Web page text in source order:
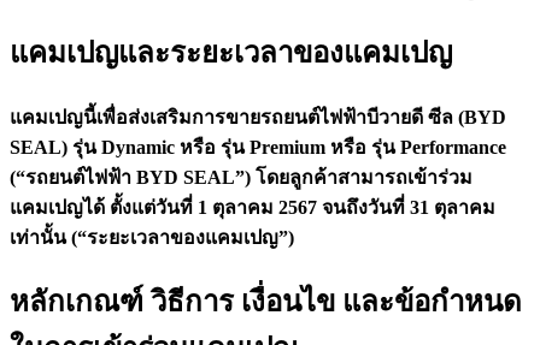
แคมเปญและระยะเวลาของแคมเปญ
แคมเปญนี้เพื่อส่งเสริมการขายรถยนต์ไฟฟ้าบีวายดี ซีล (BYD
SEAL) รุ่น Dynamic หรือ รุ่น Premium หรือ รุ่น Performance
(“รถยนต์ไฟฟ้า BYD SEAL”) โดยลูกค้าสามารถเข้าร่วม
แคมเปญได้ ตั้งแต่วันที่ 1 ตุลาคม 2567 จนถึงวันที่ 31 ตุลาคม
เท่านั้น (“ระยะเวลาของแคมเปญ”)
หลักเกณฑ์ วิธีการ เงื่อนไข และข้อกำหนด